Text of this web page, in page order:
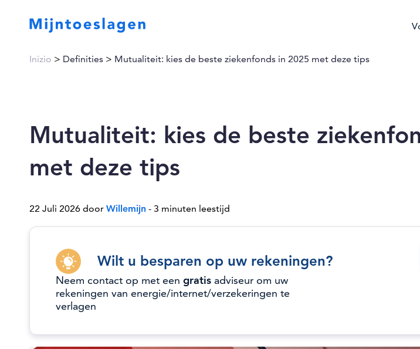
Inizio > Definities > Mutualiteit: kies de beste ziekenfonds in 2025 met deze tips
Mutualiteit: kies de beste
met deze tips
22 Juli 2026 door Willemijn - 3 minuten leestijd
Wilt u besparen op uw rekeningen?
Neem contact op met een gratis adviseur om uw
rekeningen van energie/internet/verzekeringen te
verlagen